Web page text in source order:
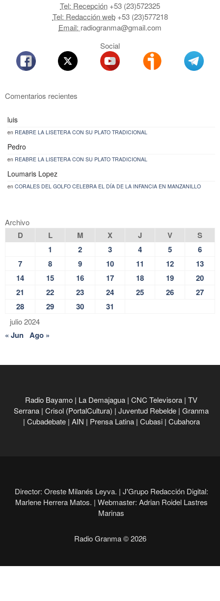
Tel: Recepción +53 (23)572325
Tel: Redacción web+53 (23)577218
Email: radiogranma@gmail.com
Social
Comentarios recientes
luis
en REABRE LA LISETERA CON SU PLATO TRADICIONAL
Pedro
en REABRE LA LISETERA CON SU PLATO TRADICIONAL
Loumaris Lopez
en CORALES DEL GOLFO CELEBRA EL DÍA DE LA INFANCIA EN MANZANILLO
Archivo
julio 2024
D L M X J V
S
1
2 3 4 5
6
7
8 9 10 11 12
13
14
15 16 17 18 19
20
21
22 23 24 25 26
27
28
29 30 31
« Jun Ago »
Radio Bayamo | La Demajagua | CNC Televisora | TV
Serrana | Crisol (PortalCultura) | Juventud Rebelde | Granma
| Cubadebate | AIN | Prensa Latina | Cubasi | Cubahora
Director: Oreste Milanés Leyva. | J'Grupo Redacción Digital:
Marlene Herrera Matos. | Webmaster: Adrian Roidel Lastres
Marinas
Radio Granma © 2026